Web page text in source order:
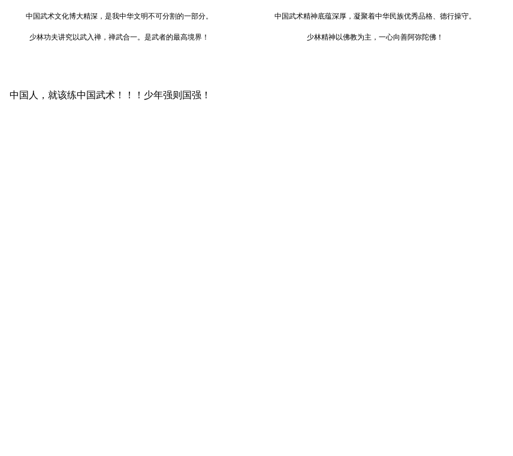
中国武术文化博大精深，是我中华文明不可分割的一部分。
少林功夫讲究以武入禅，禅武合一。是武者的最高境界！
中国武术精神底蕴深厚，凝聚着中华民族优秀品格、德行操守。
少林精神以佛教为主，一心向善阿弥陀佛！
中国人，就该练中国武术！！！少年强则国强！